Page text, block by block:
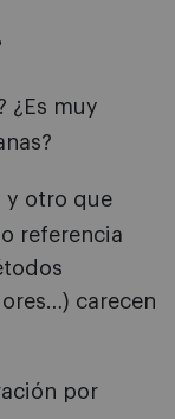
¿Es muy
y otro que
referencia
carecen
por